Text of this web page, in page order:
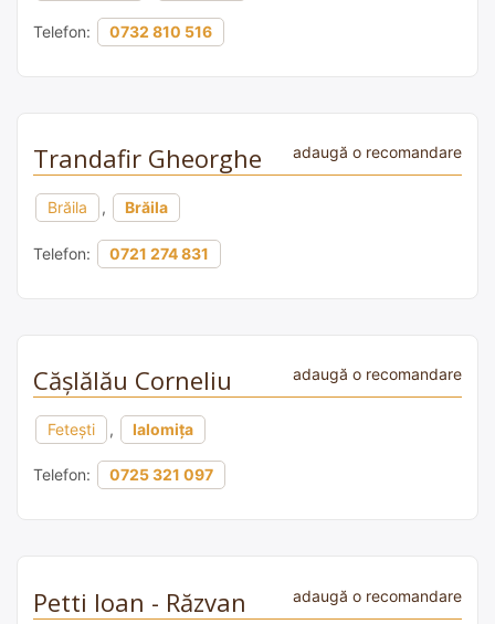
Telefon: 0732 810 516
Trandafir Gheorghe adaugă o recomandare
Brăila , Brăila
Telefon: 0721 274 831
Cășlălău Corneliu adaugă o recomandare
Fetești , Ialomița
Telefon: 0725 321 097
Petti Ioan - Răzvan adaugă o recomandare